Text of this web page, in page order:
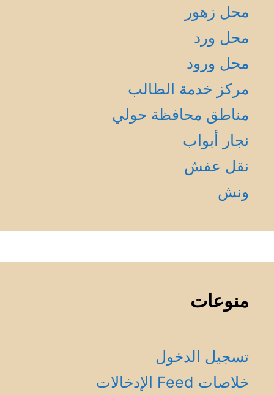
محل زهور
محل ورد
محل ورود
مركز خدمة الطالب
مناطق محافظة حولي
نجار أبواب
نقل عفش
ونش
منوعات
تسجيل الدخول
خلاصات Feed الإدخالات